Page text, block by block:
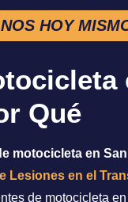
HOY
Qué
motocicleta en
Lesiones en el
de motocicleta